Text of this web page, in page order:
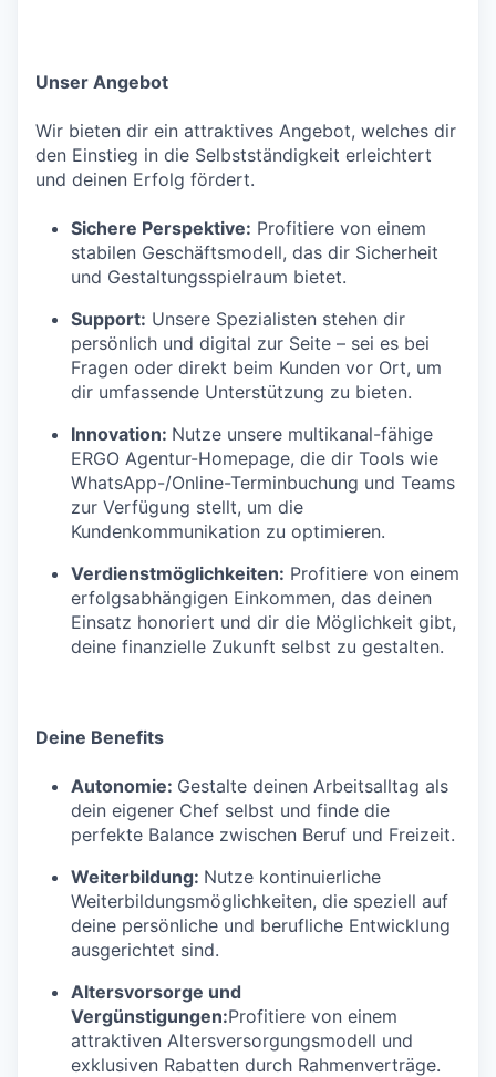
Unser Angebot
Wir bieten dir ein attraktives Angebot, welches dir
den Einstieg in die Selbstständigkeit erleichtert
und deinen Erfolg fördert.
Sichere Perspektive: Profitiere von einem
stabilen Geschäftsmodell, das dir Sicherheit
und Gestaltungsspielraum bietet.
Support: Unsere Spezialisten stehen dir
persönlich und digital zur Seite – sei es bei
Fragen oder direkt beim Kunden vor Ort, um
dir umfassende Unterstützung zu bieten.
Innovation: Nutze unsere multikanal-fähige
ERGO Agentur-Homepage, die dir Tools wie
WhatsApp-/Online-Terminbuchung und Teams
zur Verfügung stellt, um die
Kundenkommunikation zu optimieren.
Verdienstmöglichkeiten: Profitiere von einem
erfolgsabhängigen Einkommen, das deinen
Einsatz honoriert und dir die Möglichkeit gibt,
deine finanzielle Zukunft selbst zu gestalten.
Deine Benefits
Autonomie: Gestalte deinen Arbeitsalltag als
dein eigener Chef selbst und finde die
perfekte Balance zwischen Beruf und Freizeit.
Weiterbildung: Nutze kontinuierliche
Weiterbildungsmöglichkeiten, die speziell auf
deine persönliche und berufliche Entwicklung
ausgerichtet sind.
Altersvorsorge und
Vergünstigungen:Profitiere von einem
attraktiven Altersversorgungsmodell und
exklusiven Rabatten durch Rahmenverträge.